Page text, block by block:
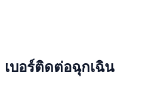
เบอร์ติดต่อฉุกเฉิน